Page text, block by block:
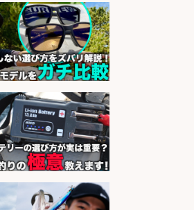
ライバー補助 魚
問/完全週休2日で
ズ
を捌ける方必見
工作業/週4日か
め
sponsored by 求人ボックス